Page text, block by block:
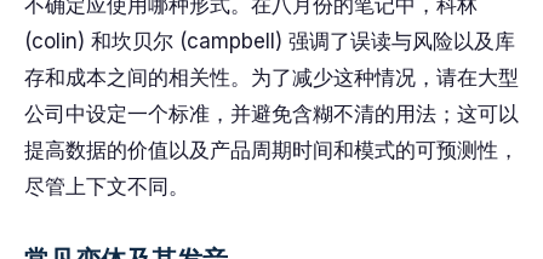
不确定应使用哪种形式。在八月份的笔记中，科林
(colin) 和坎贝尔 (campbell) 强调了误读与风险以及库
存和成本之间的相关性。为了减少这种情况，请在大型
公司中设定一个标准，并避免含糊不清的用法；这可以
提高数据的价值以及产品周期时间和模式的可预测性，
尽管上下文不同。